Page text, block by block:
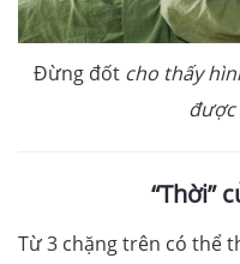
Đừng đốt cho thấy
được
“Thời”
Từ 3 chặng trên có thể